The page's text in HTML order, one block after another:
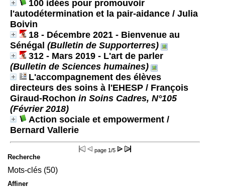
100 idées pour promouvoir
l'autodétermination et la pair-aidance / Julia
Boivin
18 - Décembre 2021 - Bienvenue au
Sénégal (Bulletin de Supporterres)
312 - Mars 2019 - L'art de parler
(Bulletin de Sciences humaines)
L'accompagnement des élèves
directeurs des soins à l'EHESP / François
Giraud-Rochon in Soins Cadres, N°105
(Février 2018)
Action sociale et empowerment /
Bernard Vallerie
page 1/5
Recherche
Mots-clés (50)
Affiner